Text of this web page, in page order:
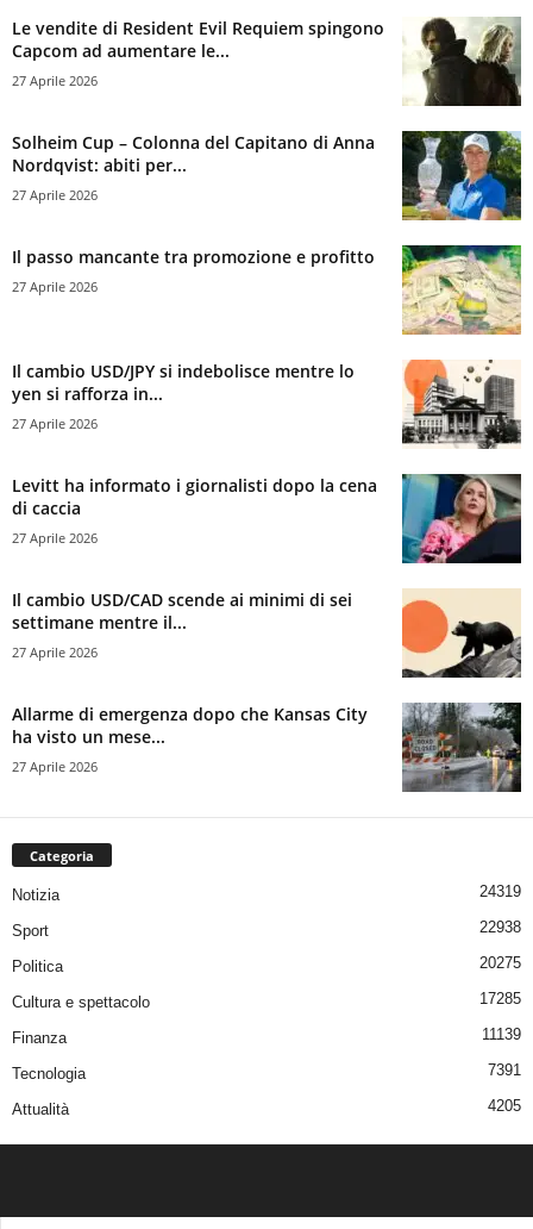
Le vendite di Resident Evil Requiem spingono
Capcom ad aumentare le...
27 Aprile 2026
Solheim Cup – Colonna del Capitano di Anna
Nordqvist: abiti per...
27 Aprile 2026
Il passo mancante tra promozione e profitto
27 Aprile 2026
Il cambio USD/JPY si indebolisce mentre lo
yen si rafforza in...
27 Aprile 2026
Levitt ha informato i giornalisti dopo la cena
di caccia
27 Aprile 2026
Il cambio USD/CAD scende ai minimi di sei
settimane mentre il...
27 Aprile 2026
Allarme di emergenza dopo che Kansas City
ha visto un mese...
27 Aprile 2026
Categoria
Notizia 24319
Sport 22938
Politica 20275
Cultura e spettacolo 17285
Finanza 11139
Tecnologia 7391
Attualità 4205